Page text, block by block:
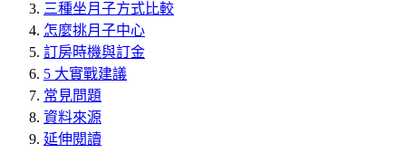
三種坐月子方式比較
怎麼挑月子中心
訂房時機與訂金
5 大實戰建議
常見問題
資料來源
延伸閱讀